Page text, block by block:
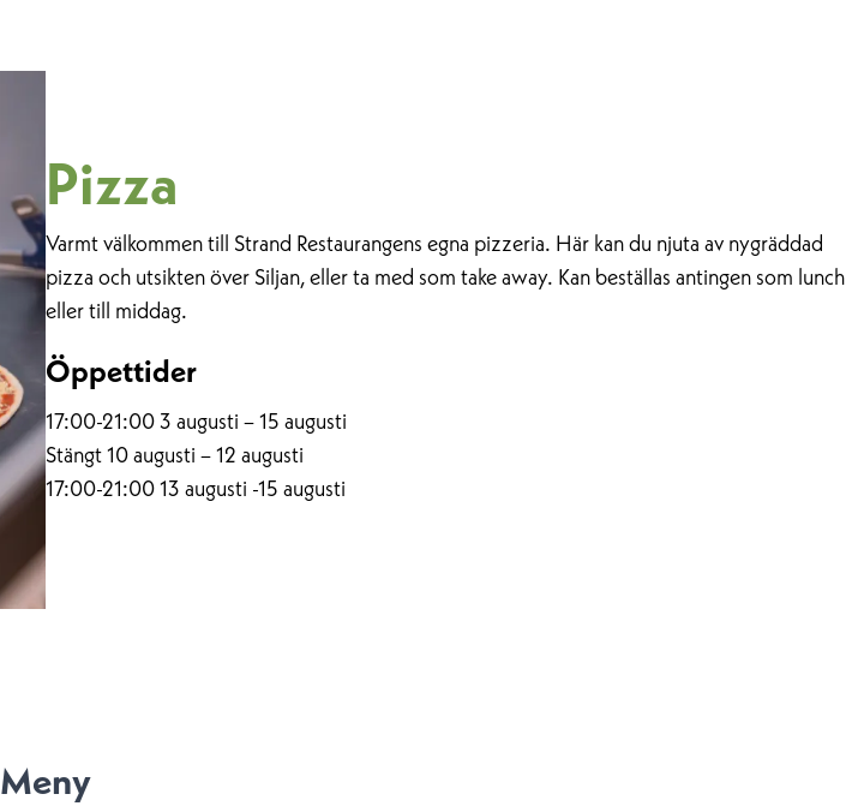
Pizza
Varmt välkommen till Strand Restaurangens egna pizzeria. Här kan du njuta av nygräddad
pizza och utsikten över Siljan, eller ta med som take away. Kan beställas antingen som lunch
eller till middag.
Öppettider
17:00-21:00 3 augusti – 15 augusti
Stängt 10 augusti – 12 augusti
17:00-21:00 13 augusti -15 augusti
Meny